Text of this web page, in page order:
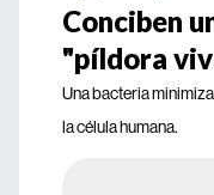
Conciben
"píldora
Una bacteria
la célula humana.